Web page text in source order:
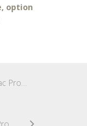
option
Lettre de motivation Bac Pro Technicien vente et conseil-qualité en produits alimentaires